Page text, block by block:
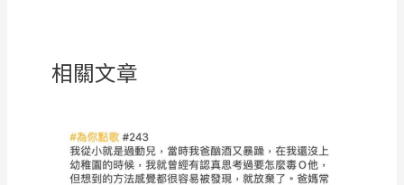
相關文章